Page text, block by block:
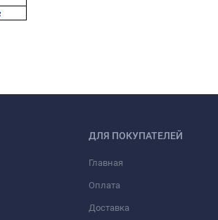
ДЛЯ ПОКУПАТЕЛЕЙ
Главная
Оплата
Доставка